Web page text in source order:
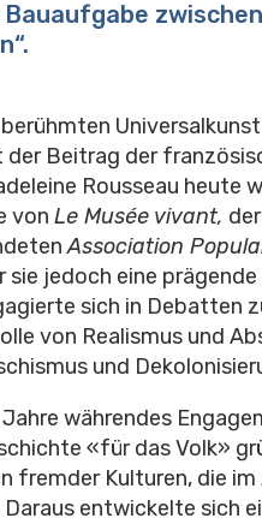
der Beitrag der
Rousseau heute
von Le Musée vivant,
Association
sie jedoch eine prägende
sich in Debatten
von Realismus und
und
währendes
«für das Volk»
fremder Kulturen, die im
entwickelte sich